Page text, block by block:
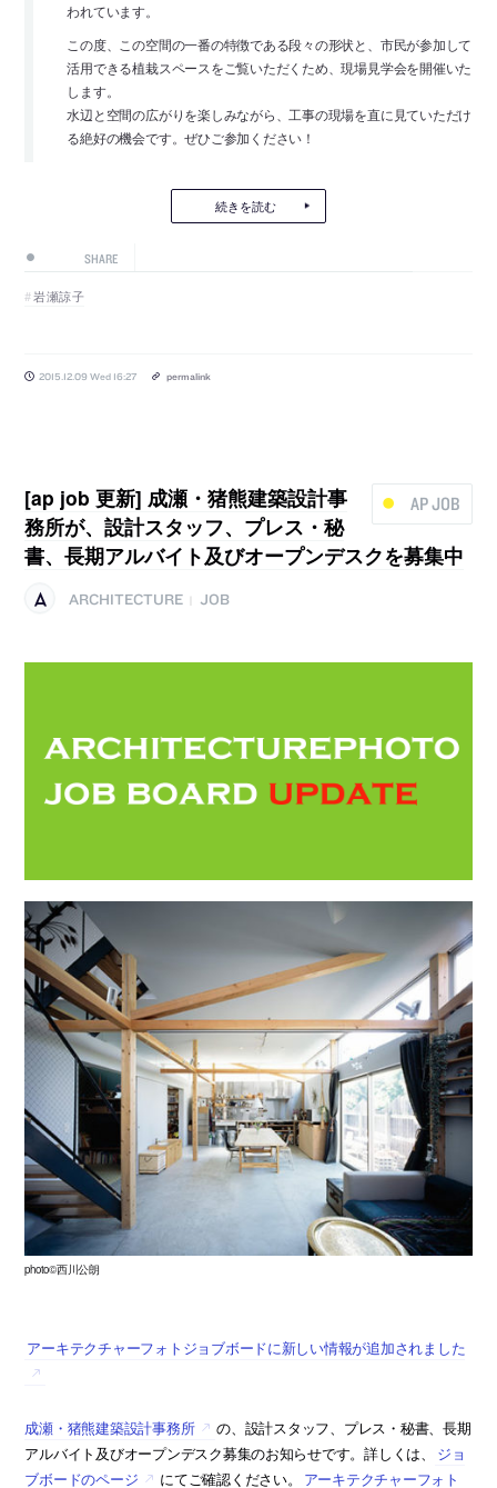
われています。
この度、この空間の一番の特徴である段々の形状と、市民が参加して
活用できる植栽スペースをご覧いただくため、現場見学会を開催いた
します。
水辺と空間の広がりを楽しみながら、工事の現場を直に見ていただけ
る絶好の機会です。ぜひご参加ください！
続きを読む
SHARE
岩瀬諒子
2015.12.09 Wed 16:27 permalink
AP JOB
[ap job 更新] 成瀬・猪熊建築設計事
務所が、設計スタッフ、プレス・秘
書、長期アルバイト及びオープンデスクを募集中
ARCHITECTURE JOB
photo©西川公朗
アーキテクチャーフォトジョブボードに新しい情報が追加されました
成瀬・猪熊建築設計事務所
の、設計スタッフ、プレス・秘書、長期
アルバイト及びオープンデスク募集のお知らせです。詳しくは、
ジョ
ブボードのページ
にてご確認ください。 アーキテクチャーフォト